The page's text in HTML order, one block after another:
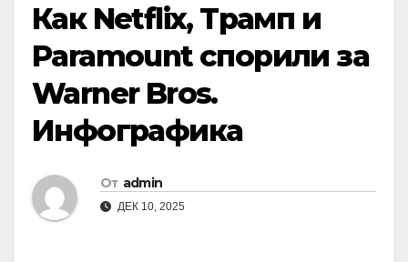
Как Netflix, Трамп и
Paramount спорили за
Warner Bros.
Инфографика
От admin
ДЕК 10, 2025